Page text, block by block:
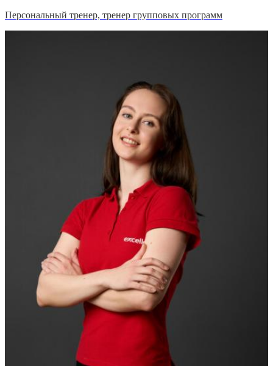
Персональный тренер, тренер групповых программ